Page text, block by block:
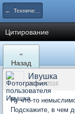
← Технический отдел
Цитирование
«
Назад
Ивушка
20 янв 2016
Ну что-то
Подскажите, в чем